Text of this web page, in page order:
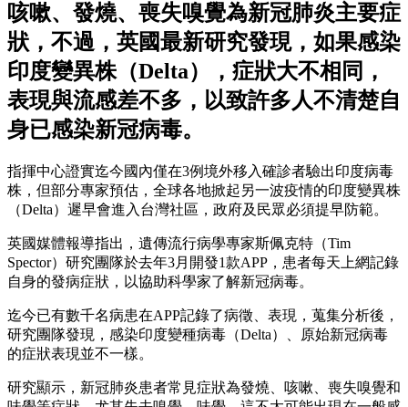
咳嗽、發燒、喪失嗅覺為新冠肺炎主要症
狀，不過，英國最新研究發現，如果感染
印度變異株（Delta），症狀大不相同，
表現與流感差不多，以致許多人不清楚自
身已感染新冠病毒。
指揮中心證實迄今國內僅在3例境外移入確診者驗出印度病毒
株，但部分專家預估，全球各地掀起另一波疫情的印度變異株
（Delta）遲早會進入台灣社區，政府及民眾必須提早防範。
英國媒體報導指出，遺傳流行病學專家斯佩克特（Tim
Spector）研究團隊於去年3月開發1款APP，患者每天上網記錄
自身的發病症狀，以協助科學家了解新冠病毒。
迄今已有數千名病患在APP記錄了病徵、表現，蒐集分析後，
研究團隊發現，感染印度變種病毒（Delta）、原始新冠病毒
的症狀表現並不一樣。
研究顯示，新冠肺炎患者常見症狀為發燒、咳嗽、喪失嗅覺和